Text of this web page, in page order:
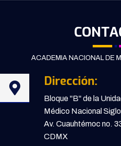
ACADEMIA NACIONAL DE
Dirección:
Bloque "B" de la
Médico Nacional
Av. Cuauhtémoc no.
CDMX